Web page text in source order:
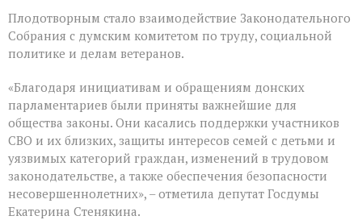
Плодотворным стало взаимодействие Законодательного
Собрания с думским комитетом по труду, социальной
политике и делам ветеранов.
«Благодаря инициативам и обращениям донских
парламентариев были приняты важнейшие для
общества законы. Они касались поддержки участников
СВО и их близких, защиты интересов семей с детьми и
уязвимых категорий граждан, изменений в трудовом
законодательстве, а также обеспечения безопасности
несовершеннолетних», – отметила депутат Госдумы
Екатерина Стенякина.